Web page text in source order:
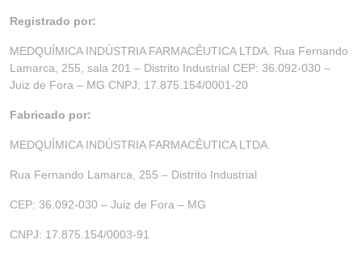
Registrado por:
MEDQUÍMICA INDÚSTRIA FARMACÊUTICA LTDA. Rua Fernando
Lamarca, 255, sala 201 – Distrito Industrial CEP: 36.092-030 –
Juiz de Fora – MG CNPJ: 17.875.154/0001-20
Fabricado por:
MEDQUÍMICA INDÚSTRIA FARMACÊUTICA LTDA.
Rua Fernando Lamarca, 255 – Distrito Industrial
CEP: 36.092-030 – Juiz de Fora – MG
CNPJ: 17.875.154/0003-91